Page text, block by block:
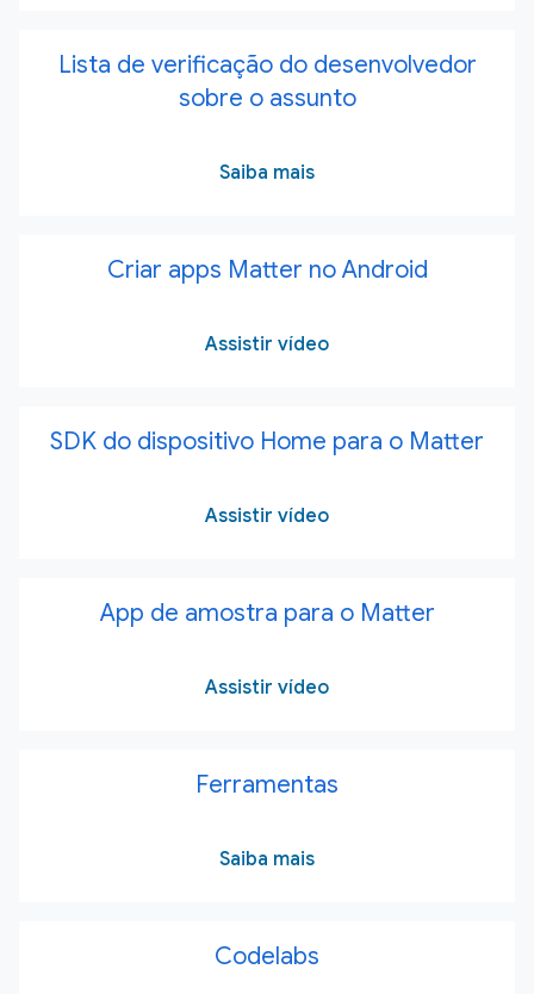
Lista de verificação do desenvolvedor
sobre o assunto
Saiba mais
Criar apps Matter no Android
Assistir vídeo
SDK do dispositivo Home para o Matter
Assistir vídeo
App de amostra para o Matter
Assistir vídeo
Ferramentas
Saiba mais
Codelabs